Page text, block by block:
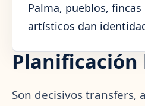
Palma, pueblos,
artísticos dan
Planificación
Son decisivos transfers,